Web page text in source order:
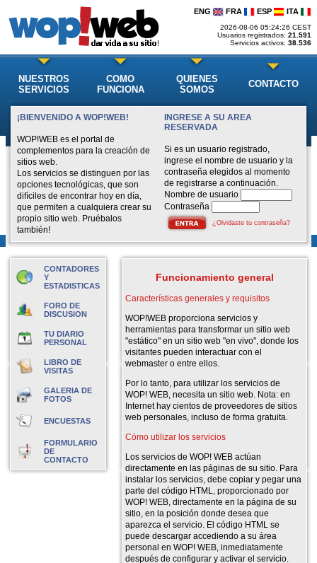
ENG FRA ESP ITA
2026-08-06 05:24:26 CEST
Usuarios registrados: 21.591
Servicios activos: 38.536
NUESTROS
SERVICIOS
COMO
FUNCIONA
QUIENES
SOMOS
CONTACTO
¡BIENVENIDO A WOP!WEB!
WOP!WEB es el portal de
complementos para la creación de
sitios web.
Los servicios se distinguen por las
opciones tecnológicas, que son
difíciles de encontrar hoy en día,
que permiten a cualquiera crear su
propio sitio web. Pruébalos
también!
INGRESE A SU AREA
RESERVADA
Si es un usuario registrado,
ingrese el nombre de usuario y la
contraseña elegidos al momento
de registrarse a continuación.
Nombre de usuario
Contraseña
¿Olvidaste tu contraseña?
CONTADORES
Y
ESTADISTICAS
FORO DE
DISCUSION
TU DIARIO
PERSONAL
LIBRO DE
VISITAS
GALERIA DE
FOTOS
ENCUESTAS
FORMULARIO
DE
CONTACTO
Funcionamiento general
Características generales y requisitos
WOP!WEB proporciona servicios y
herramientas para transformar un sitio web
"estático" en un sitio web "en vivo", donde los
visitantes pueden interactuar con el
webmaster o entre ellos.
Por lo tanto, para utilizar los servicios de
WOP! WEB, necesita un sitio web. Nota: en
Internet hay cientos de proveedores de sitios
web personales, incluso de forma gratuita.
Cómo utilizar los servicios
Los servicios de WOP! WEB actúan
directamente en las páginas de su sitio. Para
instalar los servicios, debe copiar y pegar una
parte del código HTML, proporcionado por
WOP! WEB, directamente en la página de su
sitio, en la posición donde desea que
aparezca el servicio. El código HTML se
puede descargar accediendo a su área
personal en WOP! WEB, inmediatamente
después de configurar y activar el servicio.